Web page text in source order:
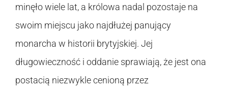
minęło wiele lat, a królowa nadal pozostaje na
swoim miejscu jako najdłużej panujący
monarcha w historii brytyjskiej. Jej
długowieczność i oddanie sprawiają, że jest ona
postacią niezwykle cenioną przez